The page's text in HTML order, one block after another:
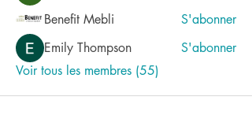
Benefit Mebli
S'abonner
Emily Thompson
S'abonner
Voir tous les membres (55)